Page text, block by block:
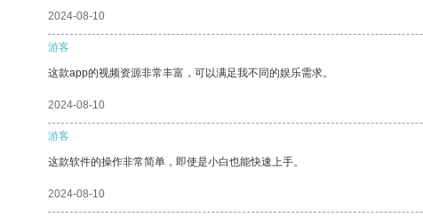
2024-08-10
游客
这款app的视频资源非常丰富，可以满足我不同的娱乐需求。
2024-08-10
游客
这款软件的操作非常简单，即使是小白也能快速上手。
2024-08-10